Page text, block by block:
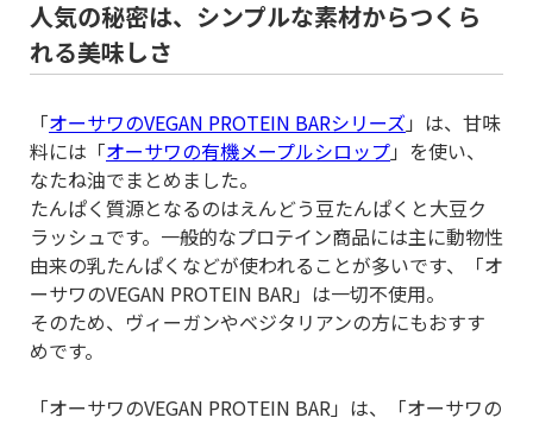
人気の秘密は、シンプルな素材からつくら
れる美味しさ
「オーサワのVEGAN PROTEIN BARシリーズ 」は、甘味
料には「オーサワの有機メープルシロップ」を使い、
なたね油でまとめました。
たんぱく質源となるのはえんどう豆たんぱくと大豆ク
ラッシュです。一般的なプロテイン商品には主に動物性
由来の乳たんぱくなどが使われることが多いです、「オ
ーサワのVEGAN PROTEIN BAR」は一切不使用。
そのため、ヴィーガンやベジタリアンの方にもおすす
めです。
「オーサワのVEGAN PROTEIN BAR」は、「オーサワの